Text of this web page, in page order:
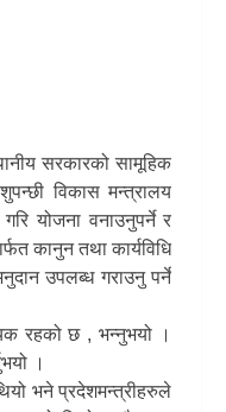
सरकारको सामूहिक
विकास मन्त्रालय
योजना वनाउनुपर्ने र
कानुन तथा कार्यविधि
उपलब्ध गराउनु पर्ने
रहको छ , भन्नुभयो ।
।
भने प्रदेशमन्त्रीहरुले